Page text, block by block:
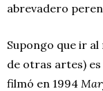
abrevadero
Supongo que ir
de otras artes)
filmó en 1994